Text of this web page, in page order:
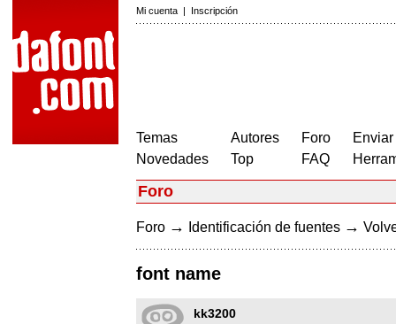
Mi cuenta | Inscripción
Temas
Novedades
Autores
Top
Foro
FAQ
Foro
Foro → Identificación de fuentes →
font name
kk3200